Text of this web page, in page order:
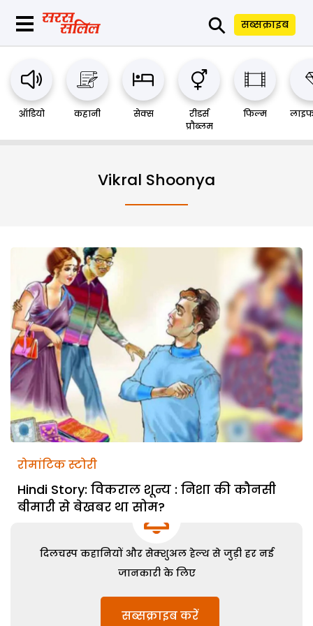
⚲ सब्सक्राइब
ऑडियो कहानी सेक्स
रीडर्स
प्रौब्लम
फिल्म
Vikral Shoonya
रोमांटिक स्टोरी
Hindi Story: विकराल शून्य : निशा की कौनसी
बीमारी से बेखबर था सोम?
दिलचस्प कहानियों और सेक्शुअल हेल्थ से जुड़ी हर नई
जानकारी के लिए
सब्सक्राइब करें